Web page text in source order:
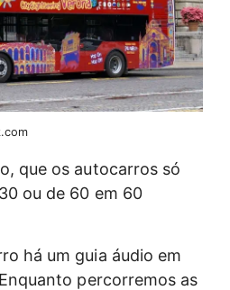
que os autocarros só
ou de 60 em 60
há um guia áudio em
percorremos as